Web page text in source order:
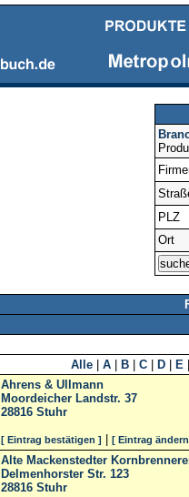
PLZ
Ort
Alle A B C D E
Ahrens & Ullmann
Moordeicher Landstr. 37
28816 Stuhr
[ Eintrag bestätigen ] [ Eintrag
Alte Mackenstedter
Delmenhorster Str. 123
28816 Stuhr